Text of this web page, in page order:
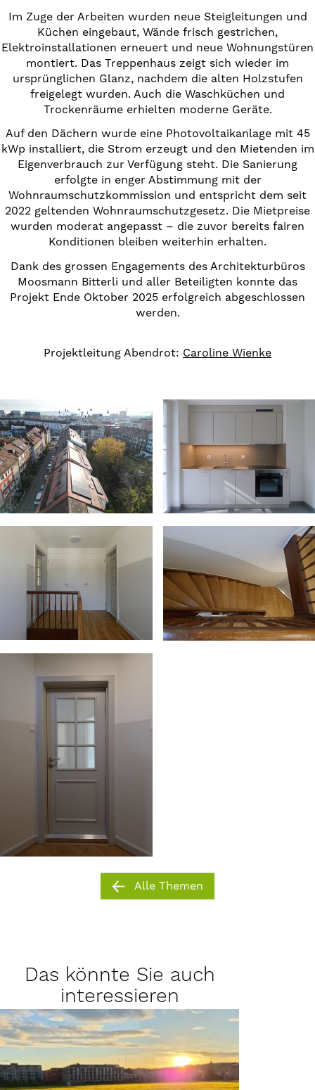
Im Zuge der Arbeiten wurden neue Steigleitungen und
Küchen eingebaut, Wände frisch gestrichen,
Elektroinstallationen erneuert und neue Wohnungstüren
montiert. Das Treppenhaus zeigt sich wieder im
ursprünglichen Glanz, nachdem die alten Holzstufen
freigelegt wurden. Auch die Waschküchen und
Trockenräume erhielten moderne Geräte.
Auf den Dächern wurde eine Photovoltaikanlage mit 45
kWp installiert, die Strom erzeugt und den Mietenden im
Eigenverbrauch zur Verfügung steht. Die Sanierung
erfolgte in enger Abstimmung mit der
Wohnraumschutzkommission und entspricht dem seit
2022 geltenden Wohnraumschutzgesetz. Die Mietpreise
wurden moderat angepasst – die zuvor bereits fairen
Konditionen bleiben weiterhin erhalten.
Dank des grossen Engagements des Architekturbüros
Moosmann Bitterli und aller Beteiligten konnte das
Projekt Ende Oktober 2025 erfolgreich abgeschlossen
werden.
Projektleitung Abendrot: Caroline Wienke
Alle Themen
Das könnte Sie auch
interessieren